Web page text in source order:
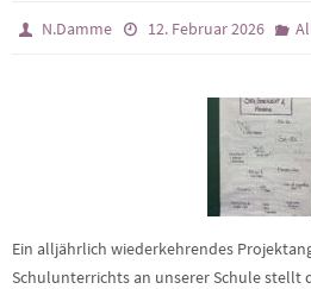
N.Damme 12. Februar 2026
Ein alljährlich wiederkehrendes
Schulunterrichts an unserer Schule stellt